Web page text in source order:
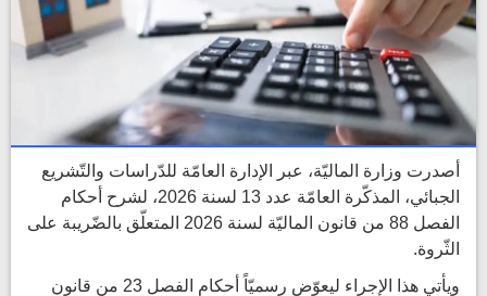
أصدرت وزارة الماليّة، عبر الإدارة العامّة للدّراسات والتّشريع
الجبائي، المذكّرة العامّة عدد 13 لسنة 2026، لشرح أحكام
الفصل 88 من قانون الماليّة لسنة 2026 المتعلّق بالضّريبة على
الثّروة.
ويأتي هذا الإجراء ليعوّض رسميّاً أحكام الفصل 23 من قانون